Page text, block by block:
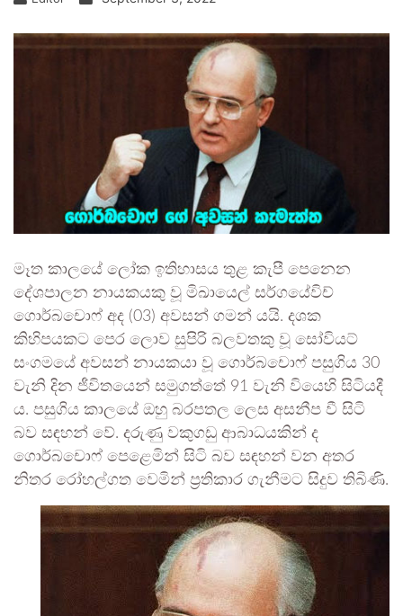
මෑත කාලයේ ලෝක ඉතිහාසය තුළ කැපී පෙනෙන
දේශපාලන නායකයකු වූ මිඛායෙල් සර්ගයේවිච්
ගොර්බචොෆ් අද (03) අවසන් ගමන් යයි. දශක
කිහිපයකට පෙර ලොව සුපිරි බලවතකු වූ සෝවියට්
සංගමයේ අවසන් නායකයා වූ ගොර්බචොෆ් පසුගිය 30
වැනි දින ජීවිතයෙන් සමුගත්තේ 91 වැනි වියෙහි සිටියදී
ය. පසුගිය කාලයේ ඔහු බරපතල ලෙස අසනීප වී සිටි
බව සඳහන් වේ. දරුණු වකුගඩු ආබාධයකින් ද
ගොර්බචොෆ් පෙළෙමින් සිටි බව සඳහන් වන අතර
නිතර රෝහල්ගත වෙමින් ප්‍රතිකාර ගැනීමට සිදුව තිබිණි.